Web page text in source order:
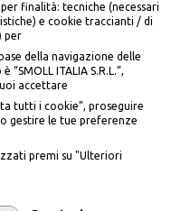
finalità: tecniche (necessari
e cookie traccianti / di
per
della navigazione delle
ITALIA S.R.L.”,
accettare
tutti i cookie”, proseguire
o gestire le tue preferenze
premi su "Ulteriori